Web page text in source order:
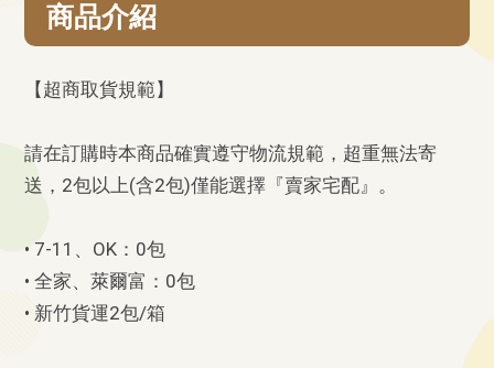
商品介紹
【超商取貨規範】
請在訂購時本商品確實遵守物流規範，超重無法寄
送，2包以上(含2包)僅能選擇『賣家宅配』。
• 7-11、OK：0包
• 全家、萊爾富：0包
• 新竹貨運2包/箱